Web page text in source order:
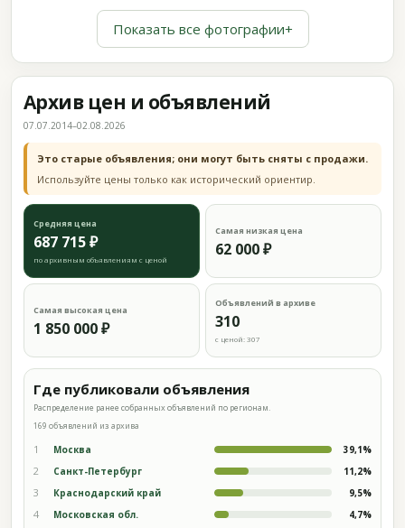
Показать все фотографии+
Архив цен и объявлений
07.07.2014–02.08.2026
Это старые объявления; они могут быть сняты с продажи.
Используйте цены только как исторический ориентир.
Средняя цена
687 715 ₽
по архивным объявлениям с ценой
Самая низкая цена
62 000 ₽
Самая высокая цена
1 850 000 ₽
Объявлений в архиве
310
с ценой: 307
Где публиковали объявления
Распределение ранее собранных объявлений по регионам.
169 объявлений из архива
1 Москва 39,1%
2 Санкт-Петербург 11,2%
3 Краснодарский край 9,5%
4 Московская обл. 4,7%